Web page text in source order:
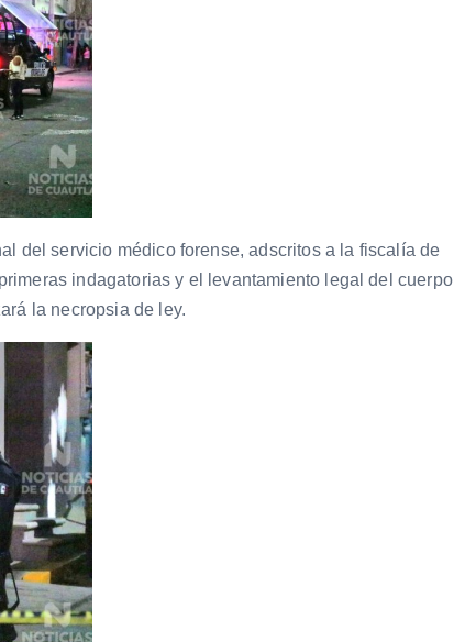
del servicio médico forense, adscritos a la fiscalía de
indagatorias y el levantamiento legal del cuerpo
la necropsia de ley.